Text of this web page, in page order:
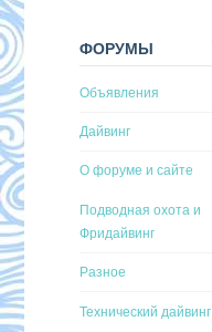
ФОРУМЫ
Объявления
Дайвинг
О форуме и сайте
Подводная охота и
Фридайвинг
Разное
Технический дайвинг